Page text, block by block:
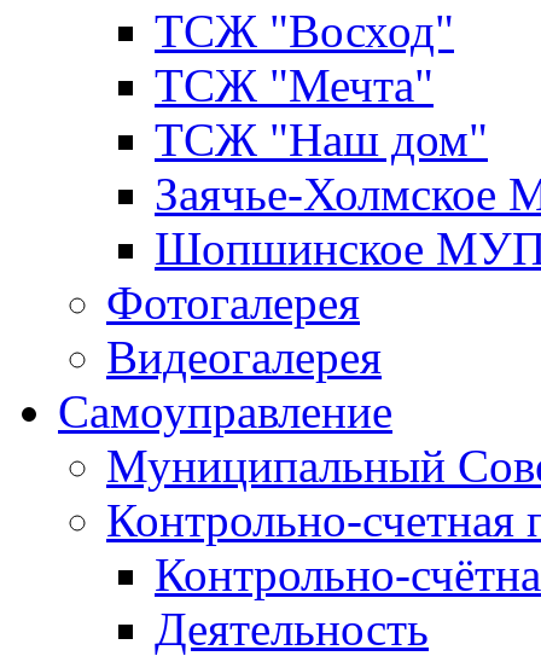
ТСЖ "Восход"
ТСЖ "Мечта"
ТСЖ "Наш дом"
Заячье-
Шопшинское
Фотогалерея
Видеогалерея
Самоуправление
Муниципальный
Контрольно-счетная
Контрольно-
Деятельность